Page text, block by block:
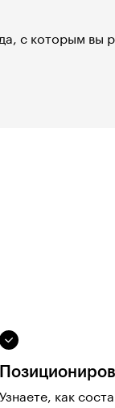
с которым вы
Узнаете, как